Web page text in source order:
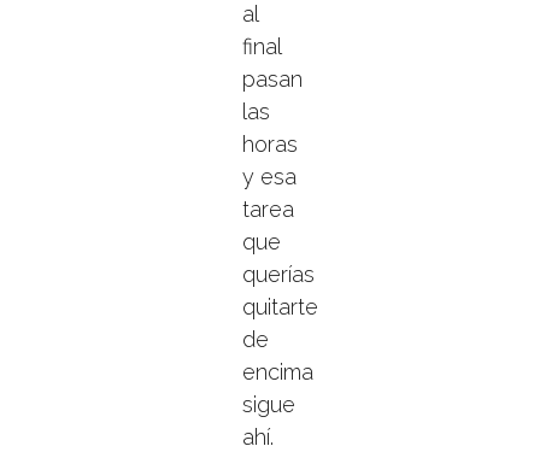
al
final
pasan
las
horas
y esa
tarea
que
querías
quitarte
de
encima
sigue
ahí.